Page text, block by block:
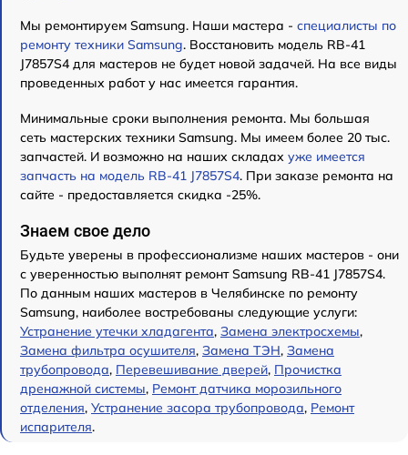
Мы ремонтируем Samsung. Наши мастера - специалисты по
ремонту техники Samsung. Восстановить модель RB-41
J7857S4 для мастеров не будет новой задачей. На все виды
проведенных работ у нас имеется гарантия.
Минимальные сроки выполнения ремонта. Мы большая
сеть мастерских техники Samsung. Мы имеем более 20 тыс.
запчастей. И возможно на наших складах уже имеется
запчасть на модель RB-41 J7857S4. При заказе ремонта на
сайте - предоставляется скидка -25%.
Знаем свое дело
Будьте уверены в профессионализме наших мастеров - они
с уверенностью выполнят ремонт Samsung RB-41 J7857S4.
По данным наших мастеров в Челябинске по ремонту
Samsung, наиболее востребованы следующие услуги:
Устранение утечки хладагента, Замена электросхемы,
Замена фильтра осушителя, Замена ТЭН, Замена
трубопровода, Перевешивание дверей, Прочистка
дренажной системы, Ремонт датчика морозильного
отделения, Устранение засора трубопровода, Ремонт
испарителя.